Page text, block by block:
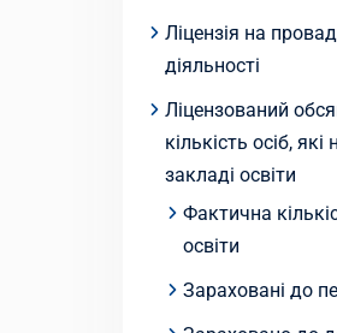
Ліцензія на
діяльності
Ліцензований
кількість осіб,
закладі освіти
Фактична
освіти
Зараховані до